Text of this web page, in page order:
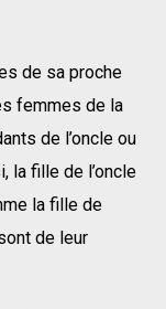
de sa proche
femmes de la
de l’oncle ou
la fille de l’oncle
la fille de
de leur